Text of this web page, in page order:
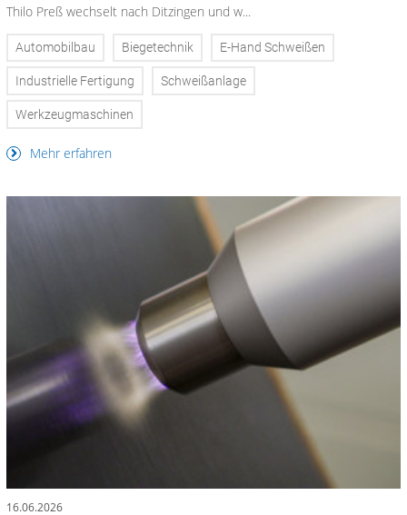
Thilo Preß wechselt nach Ditzingen und w...
Automobilbau Biegetechnik E-Hand Schweißen
Industrielle Fertigung Schweißanlage
Werkzeugmaschinen
Mehr erfahren
16.06.2026